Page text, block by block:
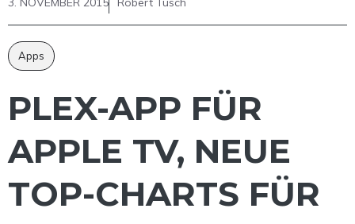
Apps
PLEX-APP FÜR
APPLE TV, NEUE
TOP-CHARTS FÜR